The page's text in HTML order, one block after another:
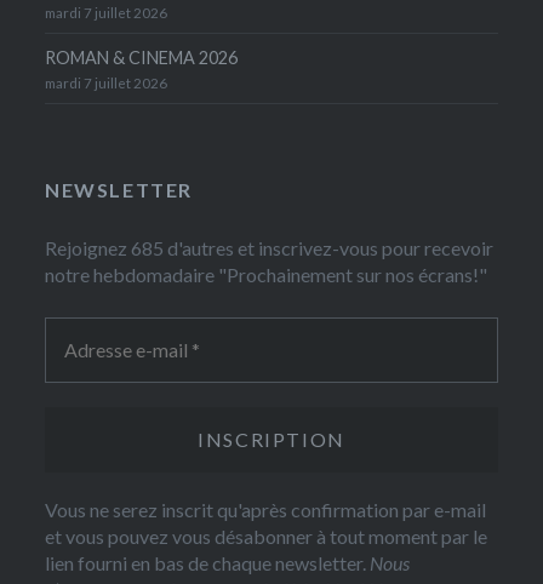
mardi 7 juillet 2026
ROMAN & CINEMA 2026
mardi 7 juillet 2026
NEWSLETTER
Rejoignez 685 d'autres et inscrivez-vous pour recevoir
notre hebdomadaire "Prochainement sur nos écrans!"
Vous ne serez inscrit qu'après confirmation par e-mail
et vous pouvez vous désabonner à tout moment par le
lien fourni en bas de chaque newsletter. Nous